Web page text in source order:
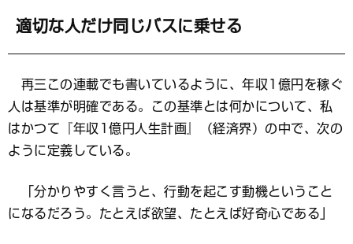
マ
ー
ク
適切な人だけ同じバスに乗せる
再三この連載でも書いているように、年収1億円を稼ぐ
人は基準が明確である。この基準とは何かについて、私
はかつて『年収1億円人生計画』（経済界）の中で、次の
ように定義している。
「分かりやすく言うと、行動を起こす動機ということ
になるだろう。たとえば欲望、たとえば好奇心である」